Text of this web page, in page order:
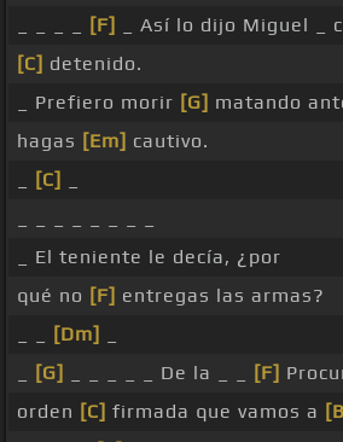
[F]
_ Así lo dijo Miguel _
[C] detenido.
_ Prefiero morir [G] matando
hagas [Em] cautivo.
[C]
_ El teniente le decía, ¿por
qué no [F] entregas las armas?
[Dm]
[G] _ _ _ _ _ De la _ _ [F]
orden [C] firmada que vamos a